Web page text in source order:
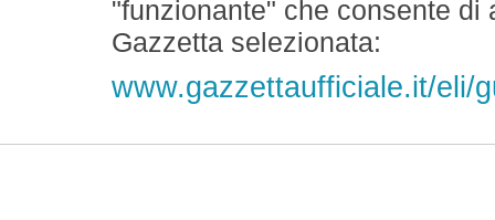
"funzionante" che consente
Gazzetta selezionata:
www.gazzettaufficiale.it/eli/